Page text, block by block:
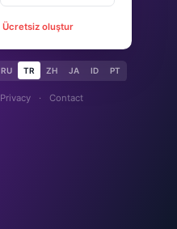
Ücretsiz oluştur
RU TR ZH JA ID PT
Privacy · Contact